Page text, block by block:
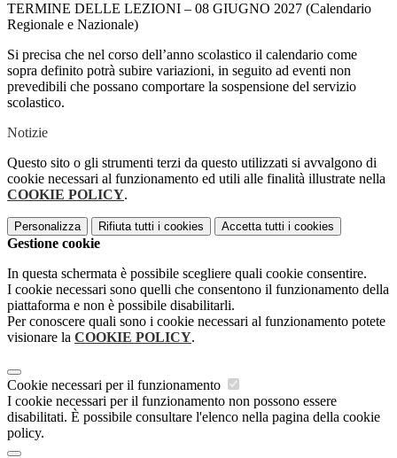
TERMINE DELLE LEZIONI – 08 GIUGNO 2027 (Calendario
Regionale e Nazionale)
Si precisa che nel corso dell’anno scolastico il calendario come
sopra definito potrà subire variazioni, in seguito ad eventi non
prevedibili che possano comportare la sospensione del servizio
scolastico.
Notizie
Questo sito o gli strumenti terzi da questo utilizzati si avvalgono di
cookie necessari al funzionamento ed utili alle finalità illustrate nella
COOKIE POLICY.
Personalizza Rifiuta tutti i cookies Accetta tutti i cookies
Gestione cookie
In questa schermata è possibile scegliere quali cookie consentire.
I cookie necessari sono quelli che consentono il funzionamento della
piattaforma e non è possibile disabilitarli.
Per conoscere quali sono i cookie necessari al funzionamento potete
visionare la COOKIE POLICY.
Cookie necessari per il funzionamento
I cookie necessari per il funzionamento non possono essere
disabilitati. È possibile consultare l'elenco nella pagina della cookie
policy.